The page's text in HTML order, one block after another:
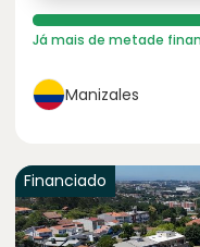
Já mais de metade
Manizales
Financiado